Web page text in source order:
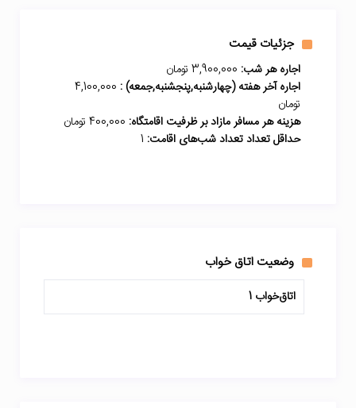
جزئیات قیمت
اجاره هر شب:
اجاره آخر هفته (چهارشنبه,پنجشنبه,جمعه) : 4,100,000
تومان
هزینه هر مسافر مازاد بر ظرفیت اقامتگاه:
حداقل تعداد تعداد شب‌های اقامت:
وضعیت اتاق خواب
اتاق‌خواب 1